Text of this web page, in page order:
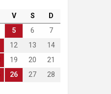
V S
D
5 6
7
12 13
14
19 20
21
26 27
28